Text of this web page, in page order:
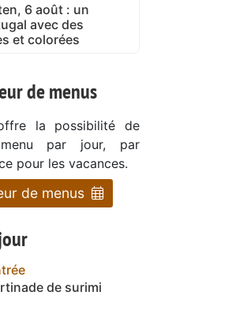
6 août : un
avec des
et colorées
de menus
la possibilité de
par jour, par
pour les vacances.
de menus
de surimi